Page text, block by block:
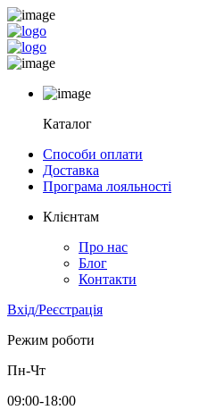
Каталог
Способи оплати
Доставка
Програма лояльності
Клієнтам
Про нас
Блог
Контакти
Вхід/Реєстрація
Режим роботи
Пн-Чт
09:00-18:00